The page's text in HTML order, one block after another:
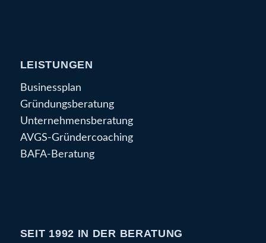
LEISTUNGEN
Businessplan
Gründungsberatung
Unternehmensberatung
AVGS-Gründercoaching
BAFA-Beratung
SEIT 1992 IN DER BERATUNG